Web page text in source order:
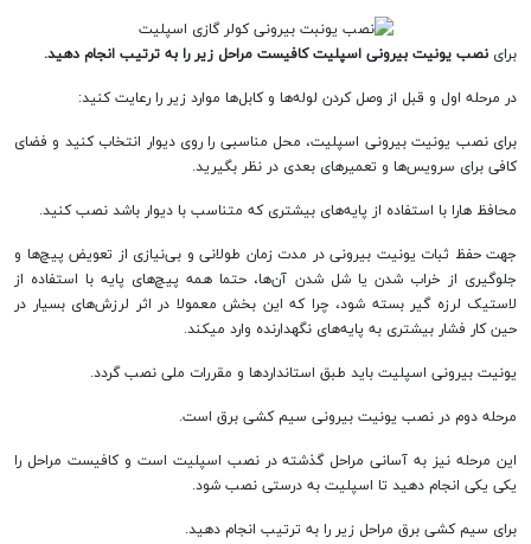
برای نصب یونیت بیرونی اسپلیت کافیست مراحل زیر را به ترتیب انجام دهید.
در مرحله اول و قبل از وصل کردن لوله‌ها و کابل‌ها موارد زیر را رعایت کنید:
برای نصب یونیت بیرونی اسپلیت، محل مناسبی را روی دیوار انتخاب کنید و فضای
کافی برای سرویس‌ها و تعمیرهای بعدی در نظر بگیرید.
محافظ هارا با استفاده از پایه‌های بیشتری که متناسب با دیوار باشد نصب کنید.
جهت حفظ ثبات یونیت بیرونی در مدت زمان طولانی و بی‌نیازی از تعویض پیچ‌ها و
جلوگیری از خراب شدن یا شل شدن آن‌ها، حتما همه پیچ‌های پایه با استفاده از
لاستیک لرزه گیر بسته شود، چرا که این بخش معمولا در اثر لرزش‌های بسیار در
حین کار فشار بیشتری به پایه‌های نگهدارنده وارد میکند.
یونیت بیرونی اسپلیت باید طبق استانداردها و مقررات ملی نصب گردد.
مرحله دوم در نصب یونیت بیرونی سیم کشی برق است.
این مرحله نیز به آسانی مراحل گذشته در نصب اسپلیت است و کافیست مراحل را
یکی یکی انجام دهید تا اسپلیت به درستی نصب شود.
برای سیم کشی برق مراحل زیر را به ترتیب انجام دهید.